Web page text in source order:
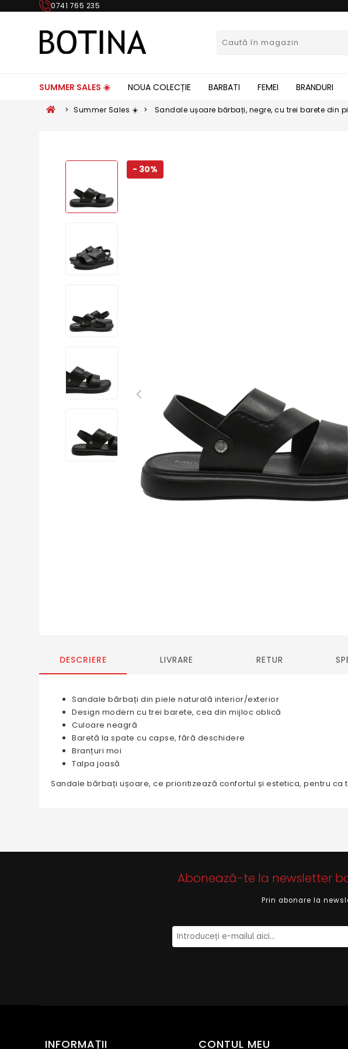
0741 765 235
SUMMER SALES ☀️ NOUA COLECȚIE BARBATI FEMEI BRANDURI
> Summer Sales ☀️ >
Sandale ușoare bărbați, negre, cu trei barete din
- 30%
DESCRIERE LIVRARE RETUR
Sandale bărbați din piele naturală interior/exterior
Design modern cu trei barete, cea din mijloc oblică
Culoare neagră
Baretă la spate cu capse, fără deschidere
Branțuri moi
Talpa joasă
Sandale bărbați ușoare, ce prioritizează confortul și estetica, pentru
Abonează-te la newsletter
Prin abonare la
INFORMAȚII CONTUL MEU